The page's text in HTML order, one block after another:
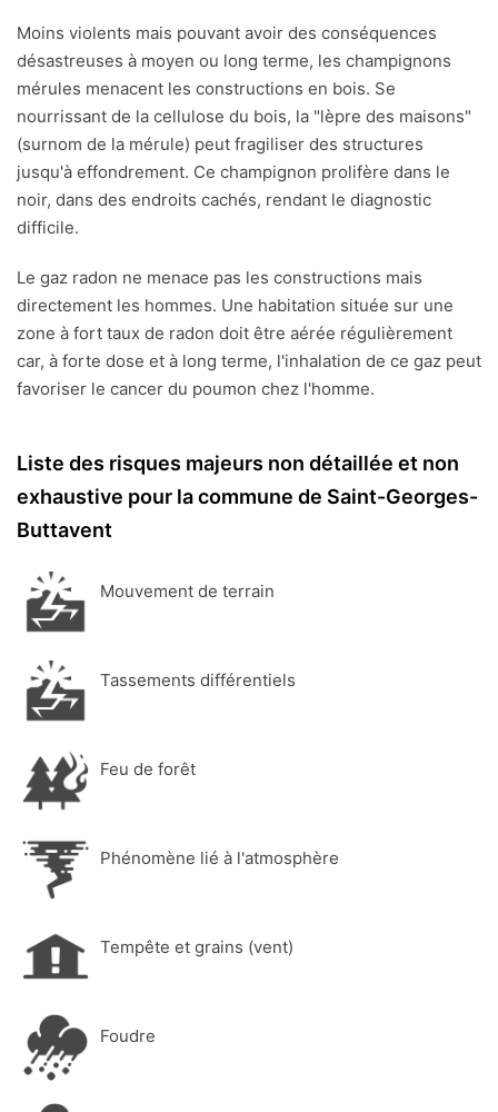
Moins violents mais pouvant avoir des conséquences
désastreuses à moyen ou long terme, les champignons
mérules menacent les constructions en bois. Se
nourrissant de la cellulose du bois, la "lèpre des maisons"
(surnom de la mérule) peut fragiliser des structures
jusqu'à effondrement. Ce champignon prolifère dans le
noir, dans des endroits cachés, rendant le diagnostic
difficile.
Le gaz radon ne menace pas les constructions mais
directement les hommes. Une habitation située sur une
zone à fort taux de radon doit être aérée régulièrement
car, à forte dose et à long terme, l'inhalation de ce gaz peut
favoriser le cancer du poumon chez l'homme.
Liste des risques majeurs non détaillée et non
exhaustive pour la commune de Saint-Georges-
Buttavent
Mouvement de terrain
Tassements différentiels
Feu de forêt
Phénomène lié à l'atmosphère
Tempête et grains (vent)
Foudre